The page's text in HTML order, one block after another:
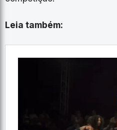
Leia também: